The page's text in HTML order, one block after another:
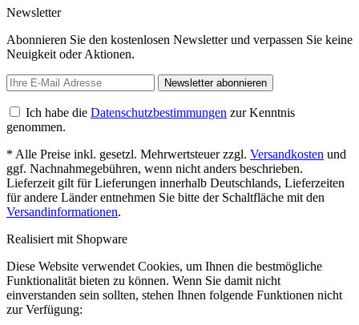
Newsletter
Abonnieren Sie den kostenlosen Newsletter und verpassen Sie keine
Neuigkeit oder Aktionen.
Newsletter abonnieren
Ich habe die Datenschutzbestimmungen zur Kenntnis
genommen.
* Alle Preise inkl. gesetzl. Mehrwertsteuer zzgl. Versandkosten und
ggf. Nachnahmegebühren, wenn nicht anders beschrieben.
Lieferzeit gilt für Lieferungen innerhalb Deutschlands, Lieferzeiten
für andere Länder entnehmen Sie bitte der Schaltfläche mit den
Versandinformationen.
Realisiert mit Shopware
Diese Website verwendet Cookies, um Ihnen die bestmögliche
Funktionalität bieten zu können. Wenn Sie damit nicht
einverstanden sein sollten, stehen Ihnen folgende Funktionen nicht
zur Verfügung: